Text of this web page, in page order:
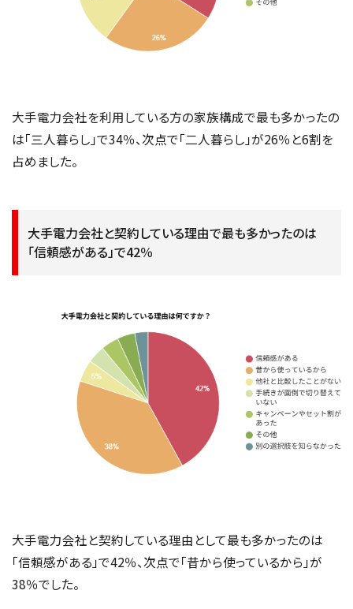
大手電力会社を利用している方の家族構成で最も多かったの
は「三人暮らし」で34％、次点で「二人暮らし」が26％と6割を
占めました。
大手電力会社と契約している理由で最も多かったのは
「信頼感がある」で42％
大手電力会社と契約している理由として最も多かったのは
「信頼感がある」で42％、次点で「昔から使っているから」が
38％でした。